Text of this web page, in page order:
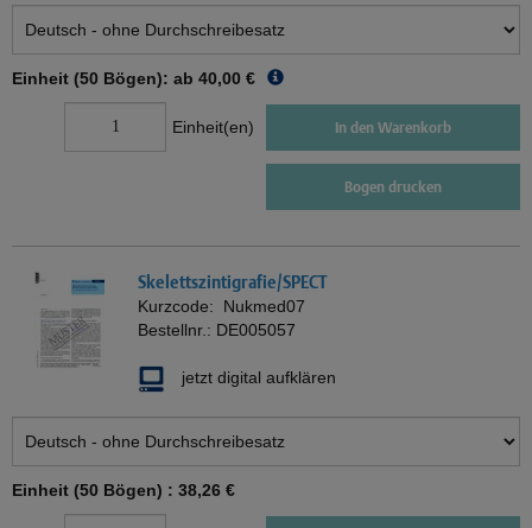
Einheit (50 Bögen): ab 40,00 €
Einheit(en) In den Warenkorb
Bogen drucken
Skelettszintigrafie/SPECT
Kurzcode: Nukmed07
Bestellnr.: DE005057
jetzt digital aufklären
Einheit (50 Bögen) : 38,26 €